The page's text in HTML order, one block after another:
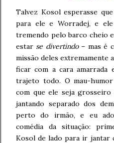
Talvez Kosol esperasse
para ele e Worradej, e
tremendo pelo barco cheio
estar se divertindo– mas é
missão deles extremamente
ficar com a cara amarrada
trajeto todo. O mau-
com que ele seja grosseiro
jantando separado dos
perto do irmão, e eu
comédia da situação:
Kosol de lado para ir jantar